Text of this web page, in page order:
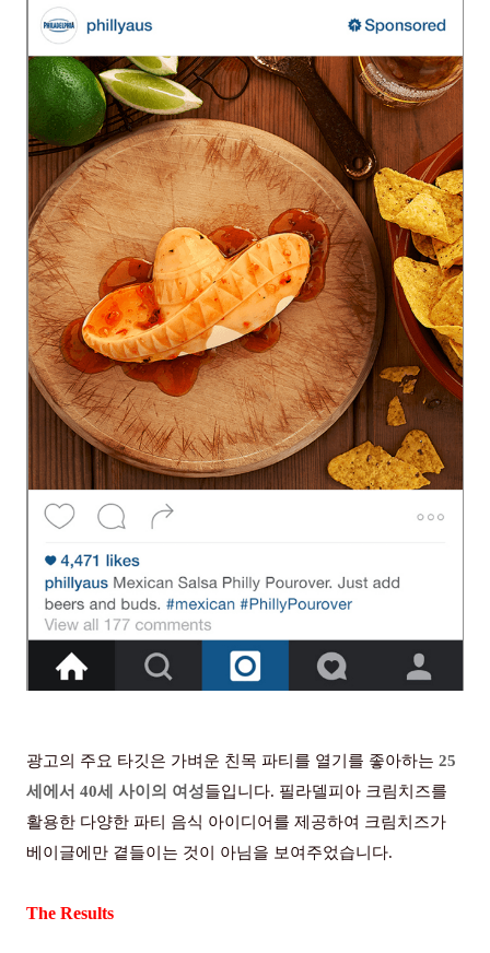
광고의 주요 타깃은 가벼운 친목 파티를 열기를 좋아하는 25
세에서 40세 사이의 여성들입니다. 필라델피아 크림치즈를
활용한 다양한 파티 음식 아이디어를 제공하여 크림치즈가
베이글에만 곁들이는 것이 아님을 보여주었습니다.
The Results